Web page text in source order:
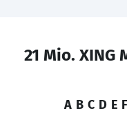
21 Mio. XING
A B C D E F